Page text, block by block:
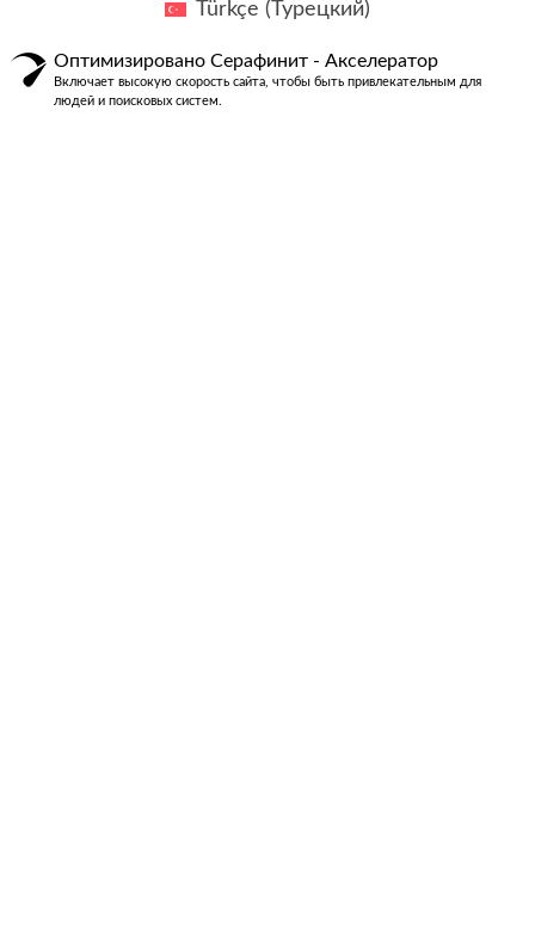
Türkçe ( Турецкий)
Оптимизировано Серафинит - Акселератор
Включает высокую скорость сайта, чтобы быть привлекательным для
людей и поисковых систем.